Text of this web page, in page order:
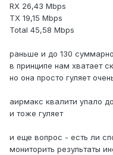
RX 26,43 Mbps
TX 19,15 Mbps
Total 45,58 Mbps
раньше и до 130
в принципе нам хватает
но она просто гуляет
аирмакс квалити упало
и тоже гуляет
и еще вопрос - есть ли
мониторить результаты